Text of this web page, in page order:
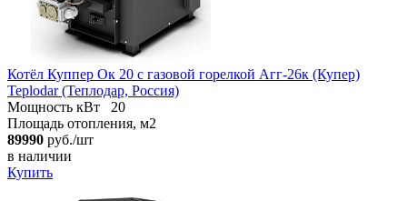
Котёл Куппер Ок 20 с газовой горелкой Агг-26к (Купер)
Teplodar (Теплодар, Россия)
Мощность кВт
20
Площадь отопления, м2
89990 руб./шт
в наличии
Купить